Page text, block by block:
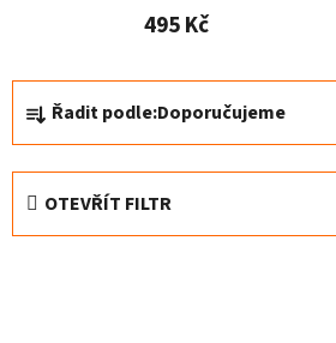
495 Kč
Ř
a
z
n
Řadit podle:Doporučujeme
OTEVŘÍT FILTR